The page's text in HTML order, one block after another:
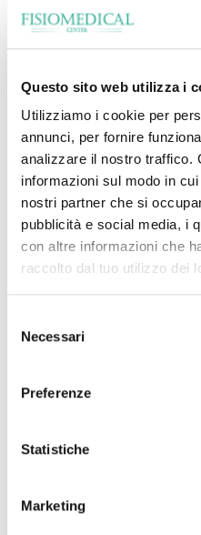
Questo sito web utilizza i
Utilizziamo i cookie per
annunci, per fornire
analizzare il nostro traffico.
informazioni sul modo in
nostri partner che si
pubblicità e social media, i
con altre informazioni che
raccolto dal tuo utilizzo dei
delNecessari
Preferenze
Statistiche
Marketing
Specialisti
Conosci i
Tutti gli Specialisti
Dr. Zingarini